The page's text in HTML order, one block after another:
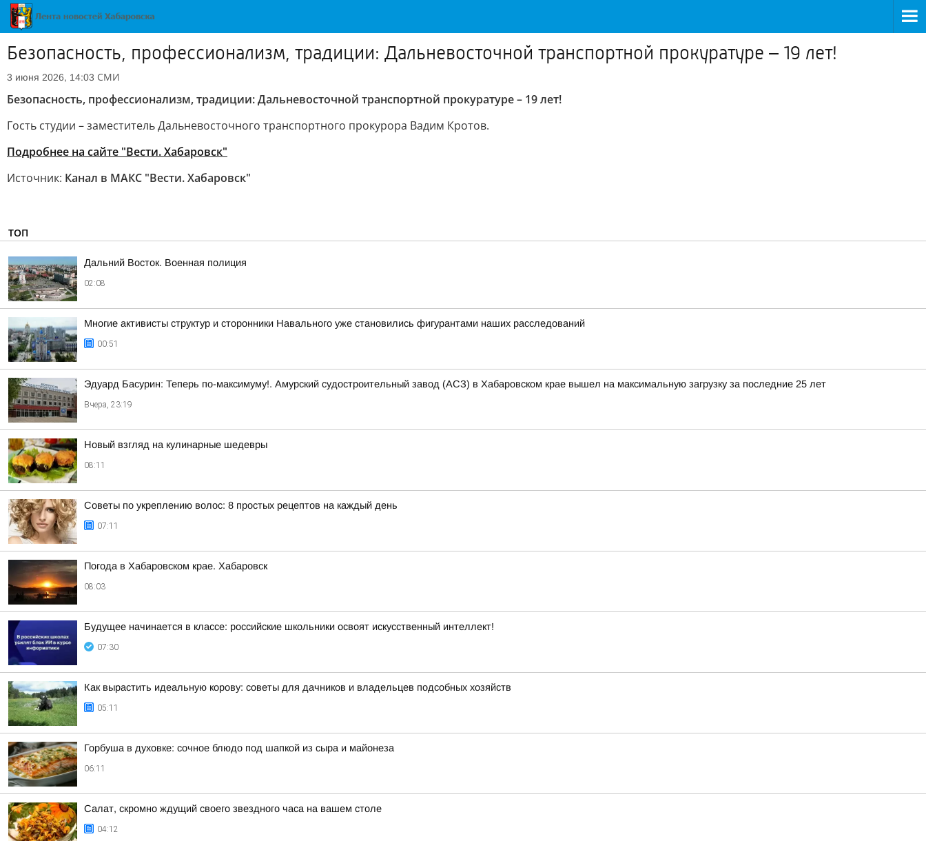
Безопасность, профессионализм, традиции: Дальневосточной транспортной прокуратуре – 19 лет!
3 июня 2026, 14:03 СМИ
Безопасность, профессионализм, традиции: Дальневосточной транспортной прокуратуре – 19 лет!
Гость студии – заместитель Дальневосточного транспортного прокурора Вадим Кротов.
Подробнее на сайте "Вести. Хабаровск"
Источник: Канал в МАКС "Вести. Хабаровск"
ТОП
Дальний Восток. Военная полиция
02:08
Многие активисты структур и сторонники Навального уже становились фигурантами наших расследований
00:51
Эдуард Басурин: Теперь по-максимуму!. Амурский судостроительный завод (АСЗ) в Хабаровском крае вышел на максимальную загрузку за последние 25 лет
Вчера, 23:19
Новый взгляд на кулинарные шедевры
08:11
Советы по укреплению волос: 8 простых рецептов на каждый день
07:11
Погода в Хабаровском крае. Хабаровск
08:03
Будущее начинается в классе: российские школьники освоят искусственный интеллект!
07:30
Как вырастить идеальную корову: советы для дачников и владельцев подсобных хозяйств
05:11
Горбуша в духовке: сочное блюдо под шапкой из сыра и майонеза
06:11
Салат, скромно ждущий своего звездного часа на вашем столе
04:12